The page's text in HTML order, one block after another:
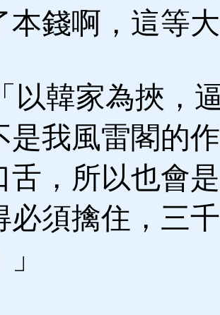
本錢啊，這等
韓家為挾，
是我風雷閣的
舌，所以也會
必須擒住，三